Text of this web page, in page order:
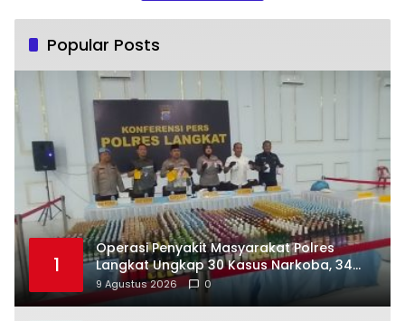
Popular Posts
1
Operasi Penyakit Masyarakat Polres
Langkat Ungkap 30 Kasus Narkoba, 34
Tersangka Diamankan
9 Agustus 2026 0